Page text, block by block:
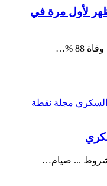
تظهر لأول مرة في
%…
... صيام…